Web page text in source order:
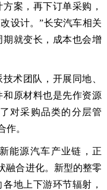
案，再下订单采购，
设计。”长安汽车相关
就变长，成本也会增
术团队，开展同地、
原材料也是先作资源
对采购品类的分层管
作。
能源汽车产业链，正
融合进化。新型的整零
地上下游环节辐射，